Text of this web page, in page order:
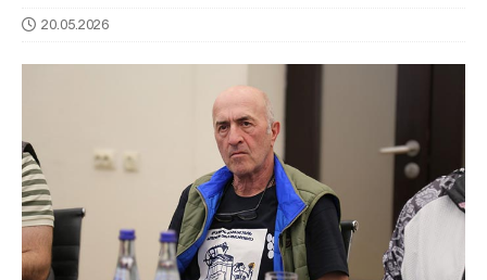
20.05.2026